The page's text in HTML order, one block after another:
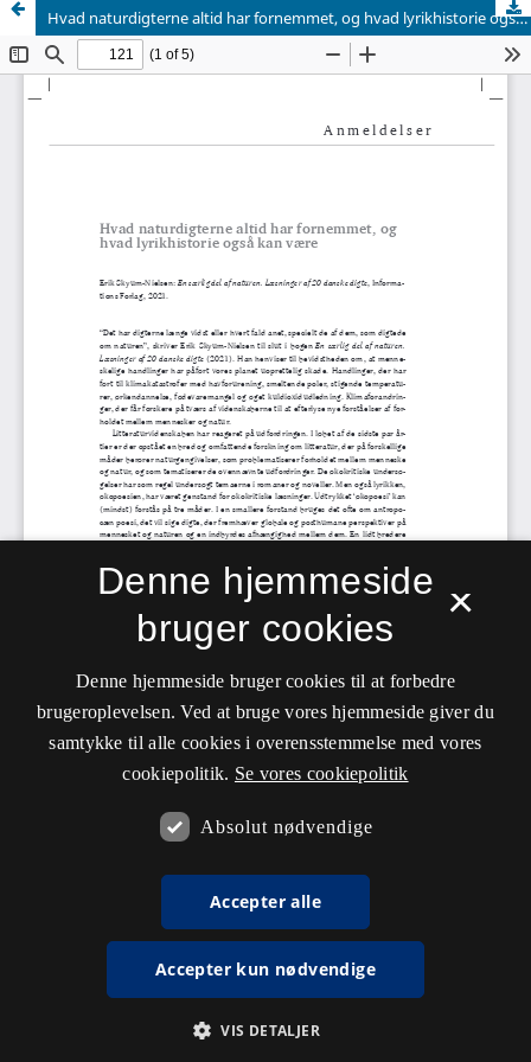
Hvad naturdigterne altid har fornemmet, og hvad lyrikhistorie også kan være
×
Denne hjemmeside
bruger cookies
Denne hjemmeside bruger cookies til at forbedre
brugeroplevelsen. Ved at bruge vores hjemmeside giver du
samtykke til alle cookies i overensstemmelse med vores
cookiepolitik. Se vores cookiepolitik
Absolut nødvendige
Accepter alle
Accepter kun nødvendige
VIS DETALJER